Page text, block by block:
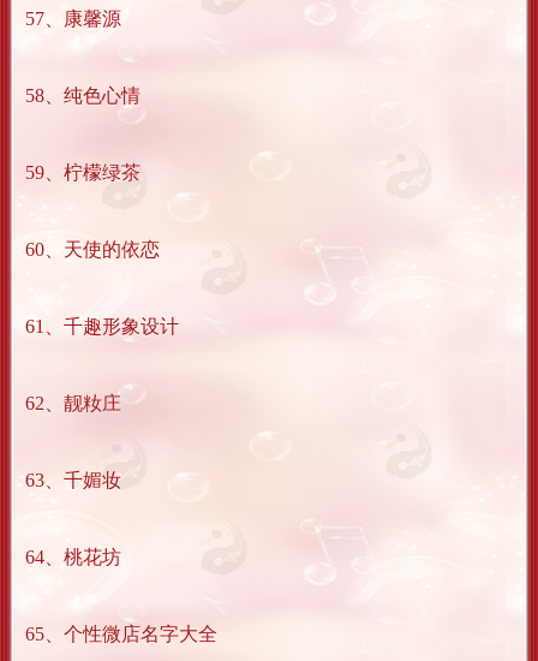
57、康馨源
58、纯色心情
59、柠檬绿茶
60、天使的依恋
61、千趣形象设计
62、靓籹庄
63、千媚妆
64、桃花坊
65、个性微店名字大全